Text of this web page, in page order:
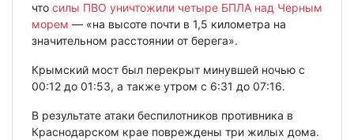
что силы ПВО уничтожили четыре БПЛА над Черным
морем — «на высоте почти в 1,5 километра на
значительном расстоянии от берега».
Крымский мост был перекрыт минувшей ночью с
00:12 до 01:53, а также утром с 6:31 до 07:16.
В результате атаки беспилотников противника в
Краснодарском крае повреждены три жилых дома.